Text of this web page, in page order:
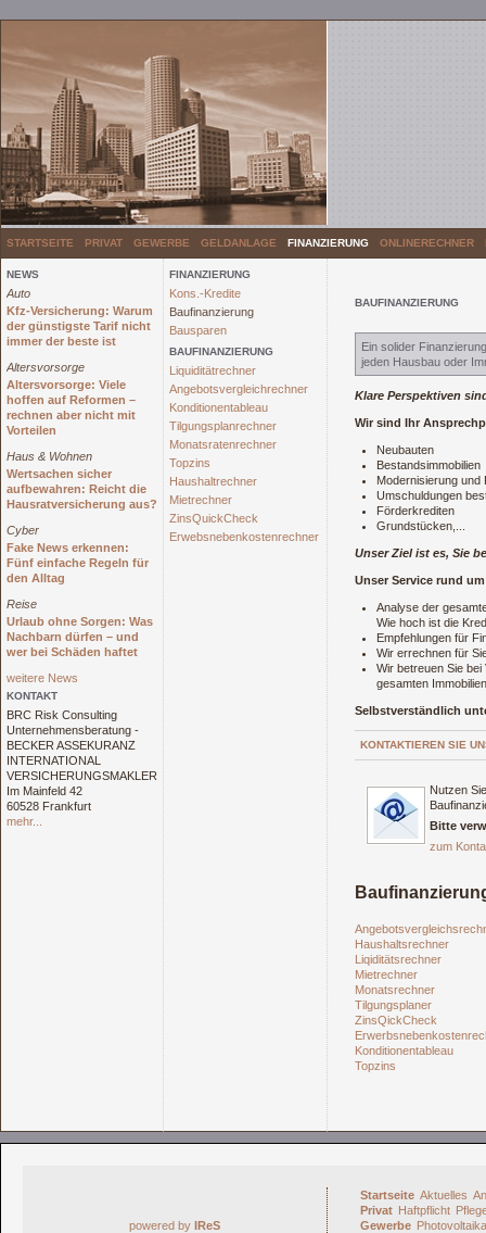
STARTSEITE PRIVAT GEWERBE GELDANLAGE FINANZIERUNG ONLINERECHNER
NEWS
Auto
Kfz-Versicherung: Warum
der günstigste Tarif nicht
immer der beste ist
Altersvorsorge
Altersvorsorge: Viele
hoffen auf Reformen –
rechnen aber nicht mit
Vorteilen
Haus & Wohnen
Wertsachen sicher
aufbewahren: Reicht die
Hausratversicherung aus?
Cyber
Fake News erkennen:
Fünf einfache Regeln für
den Alltag
Reise
Urlaub ohne Sorgen: Was
Nachbarn dürfen – und
wer bei Schäden haftet
weitere News
KONTAKT
BRC Risk Consulting
Unternehmensberatung -
BECKER ASSEKURANZ
INTERNATIONAL
VERSICHERUNGSMAKLER
Im Mainfeld 42
60528 Frankfurt
mehr...
FINANZIERUNG
Kons.-Kredite
Baufinanzierung
Bausparen
BAUFINANZIERUNG
Liquiditätrechner
Angebotsvergleichrechner
Konditionentableau
Tilgungsplanrechner
Monatsratenrechner
Topzins
Haushaltrechner
Mietrechner
ZinsQuickCheck
Erwebsnebenkostenrechner
BAUFINANZIERUNG
Ein solider
jeden Hausbau oder
Klare Perspektiven
Wir sind Ihr
Neubauten
Bestandsimmobilien
Modernisierung und
Umschuldungen
Förderkrediten
Grundstücken,...
Unser Ziel ist es, Sie
Unser Service rund
Analyse der
Wie hoch ist die
Empfehlungen für
Wir errechnen für
Wir betreuen Sie
gesamten
Selbstverständlich
KONTAKTIEREN SIE
Nutzen
Bitte
zum
Haushaltsrechner
Liqiditätsrechner
Mietrechner
Monatsrechner
Tilgungsplaner
ZinsQickCheck
Konditionentableau
Topzins
powered by IReS
Startseite Aktuelles
Privat Haftpflicht
Gewerbe